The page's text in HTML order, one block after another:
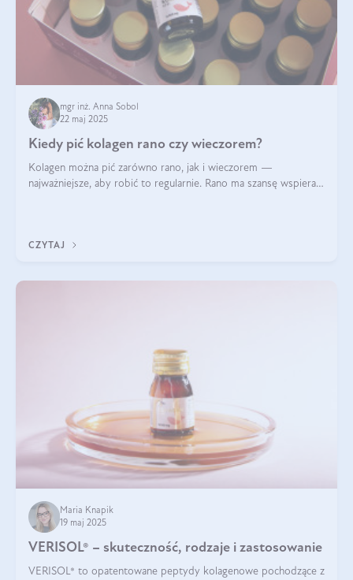
mgr inż. Anna Sobol
22 maj 2025
Kiedy pić kolagen rano czy wieczorem?
Kolagen można pić zarówno rano, jak i wieczorem —
najważniejsze, aby robić to regularnie. Rano ma szansę wspierać
CZYTAJ
Maria Knapik
19 maj 2025
VERISOL® – skuteczność, rodzaje i zastosowanie
VERISOL® to opatentowane peptydy kolagenowe pochodzące z